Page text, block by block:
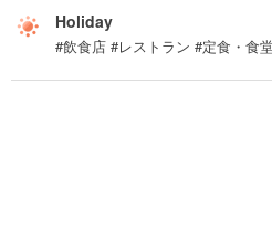
Holiday
#飲食店 #レストラン #定食・食